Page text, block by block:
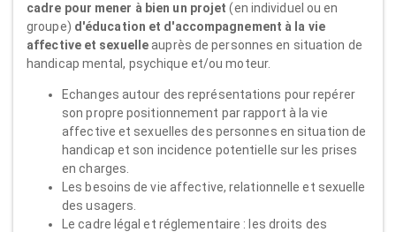
cadre pour mener à bien un projet (en individuel ou en
groupe) d'éducation et d'accompagnement à la vie
affective et sexuelleauprès de personnes en situation de
handicap mental, psychique et/ou moteur.
Echanges autour des représentations pour repérer
son propre positionnement par rapport à la vie
affective et sexuelles des personnes en situation de
handicap et son incidence potentielle sur les prises
en charges.
Les besoins de vie affective, relationnelle et sexuelle
des usagers.
Le cadre légal et réglementaire : les droits des